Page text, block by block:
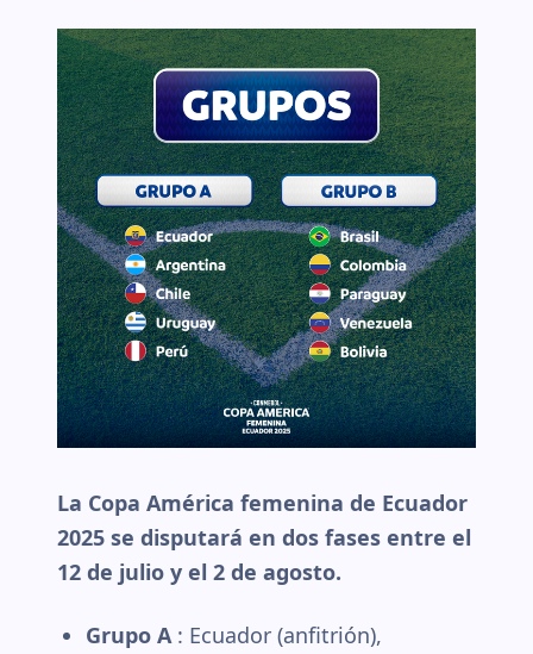
La Copa América femenina de Ecuador
2025 se disputará en dos fases entre el
12 de julio y el 2 de agosto.
Grupo A: Ecuador (anfitrión),